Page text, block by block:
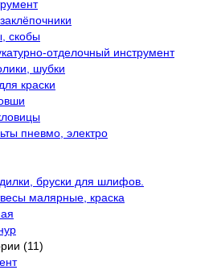
скобы
отделочный инструмент
шубки
краски
пневмо, электро
бруски для шлифов.
малярные, краска
(11)